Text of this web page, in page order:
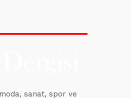
sanat, spor ve